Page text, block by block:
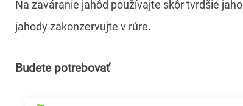
Na zaváranie jahôd používajte skôr tvrdšie
jahody zakonzervujte v rúre.
Budete potrebovať